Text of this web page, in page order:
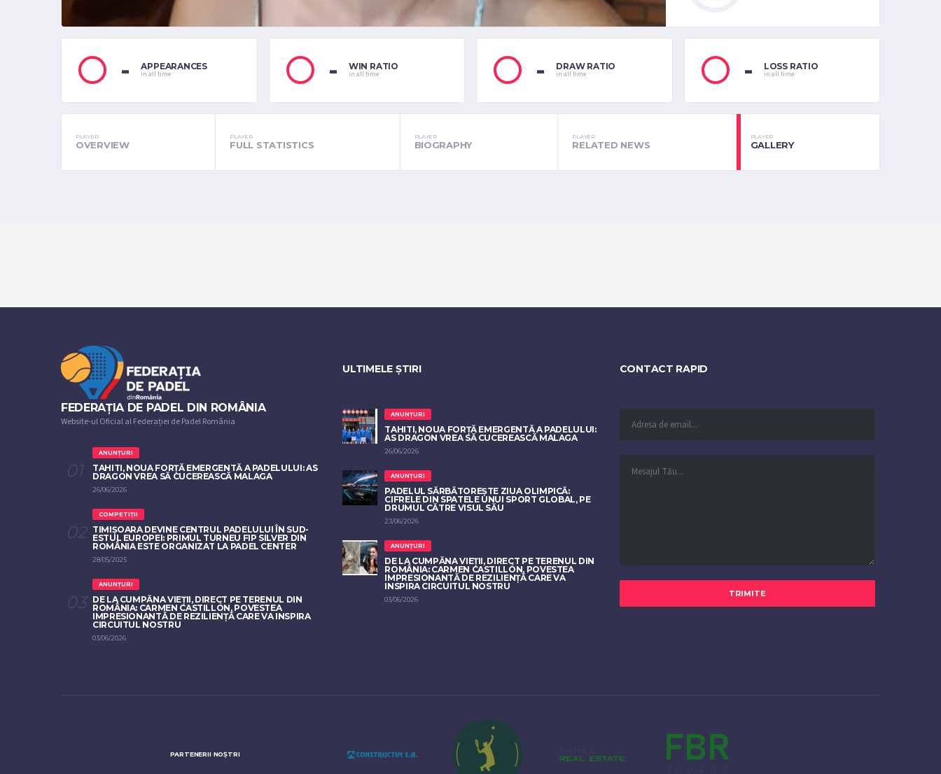
- APPEARANCES
in all time - WIN RATIO
in all time - DRAW RATIO
in all time - LOSS RATIO
in all time
PLAYER
OVERVIEW
PLAYER
FULL STATISTICS
PLAYER
BIOGRAPHY
PLAYER
RELATED NEWS
PLAYER
GALLERY
FEDERAȚIA DE PADEL DIN ROMÂNIA
Website-ul Oficial al Federației de Padel România
ANUNȚURI
TAHITI, NOUA FORȚĂ EMERGENTĂ A PADELULUI: AS
DRAGON VREA SĂ CUCEREASCĂ MALAGA
26/06/2026
COMPETIȚII
TIMIȘOARA DEVINE CENTRUL PADELULUI ÎN SUD-
ESTUL EUROPEI: PRIMUL TURNEU FIP SILVER DIN
ROMÂNIA ESTE ORGANIZAT LA PADEL CENTER
28/05/2025
ANUNȚURI
DE LA CUMPĂNA VIEȚII, DIRECT PE TERENUL DIN
ROMÂNIA: CARMEN CASTILLÓN, POVESTEA
IMPRESIONANTĂ DE REZILIENȚĂ CARE VA INSPIRA
CIRCUITUL NOSTRU
03/06/2026
ULTIMELE ȘTIRI
ANUNȚURI
TAHITI, NOUA FORȚĂ EMERGENTĂ A PADELULUI:
AS DRAGON VREA SĂ CUCEREASCĂ MALAGA
26/06/2026
ANUNȚURI
PADELUL SĂRBĂTOREȘTE ZIUA OLIMPICĂ:
CIFRELE DIN SPATELE UNUI SPORT GLOBAL, PE
DRUMUL CĂTRE VISUL SĂU
23/06/2026
ANUNȚURI
DE LA CUMPĂNA VIEȚII, DIRECT PE TERENUL DIN
ROMÂNIA: CARMEN CASTILLÓN, POVESTEA
IMPRESIONANTĂ DE REZILIENȚĂ CARE VA
INSPIRA CIRCUITUL NOSTRU
03/06/2026
CONTACT RAPID
PARTENERII NOȘTRI